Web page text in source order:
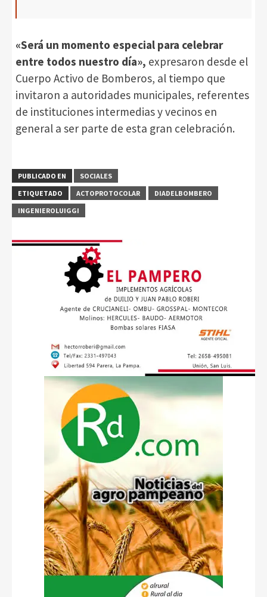
«Será un momento especial para celebrar
entre todos nuestro día», expresaron desde el
Cuerpo Activo de Bomberos, al tiempo que
invitaron a autoridades municipales, referentes
de instituciones intermedias y vecinos en
general a ser parte de esta gran celebración.
PUBLICADO EN
SOCIALES
ETIQUETADO
ACTOPROTOCOLAR
DIADELBOMBERO
INGENIEROLUIGGI